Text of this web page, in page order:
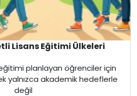
Lisans Eğitimi Ülkeleri
planlayan öğrenciler için
yalnızca akademik hedeflerle
değil